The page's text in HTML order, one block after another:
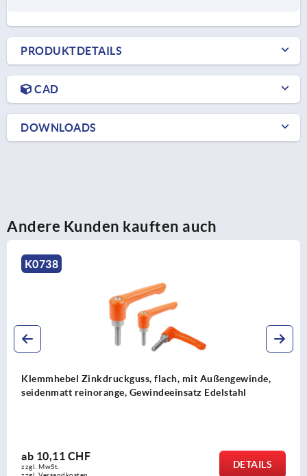
PRODUKTDETAILS
CAD
DOWNLOADS
Andere Kunden kauften auch
K0738
Klemmhebel Zinkdruckguss, flach, mit Außengewinde,
seidenmatt reinorange, Gewindeeinsatz Edelstahl
ab 10,11 CHF
zzgl. MwSt.
DETAILS